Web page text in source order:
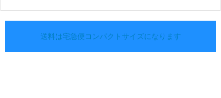
送料は宅急便コンパクトサイズになります